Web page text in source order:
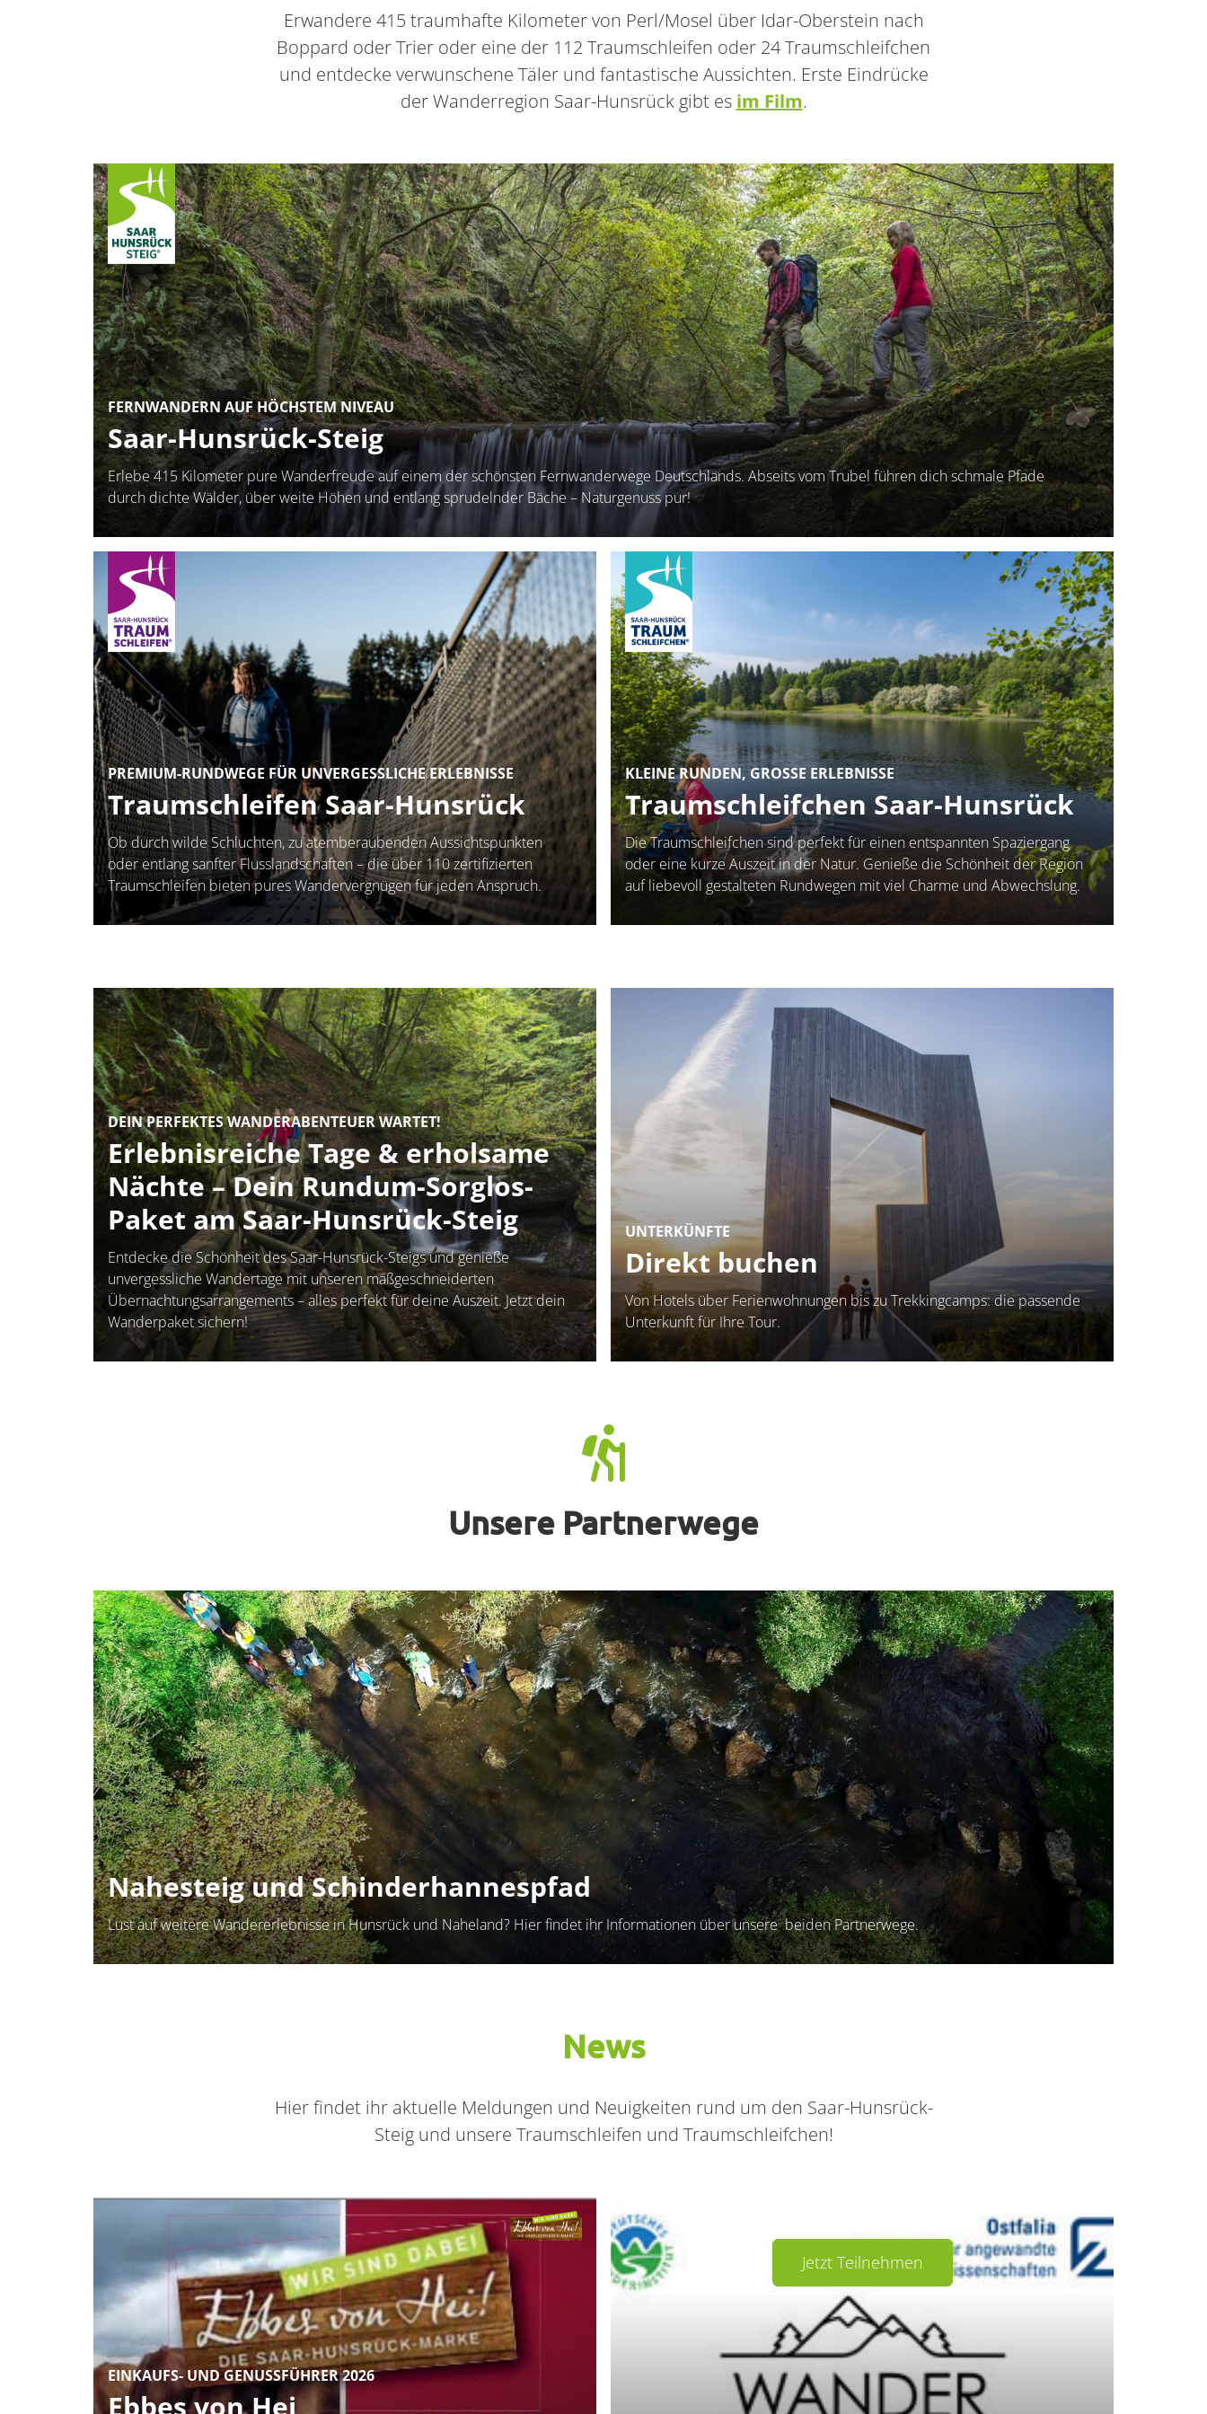
Erwandere 415 traumhafte Kilometer von Perl/Mosel über Idar-Oberstein nach
Boppard oder Trier oder eine der 112 Traumschleifen oder 24 Traumschleifchen
und entdecke verwunschene Täler und fantastische Aussichten. Erste Eindrücke
der Wanderregion Saar-Hunsrück gibt es im Film.
FERNWANDERN AUF HÖCHSTEM NIVEAU
Saar-Hunsrück-Steig
Erlebe 415 Kilometer pure Wanderfreude auf einem der schönsten Fernwanderwege Deutschlands. Abseits vom Trubel führen dich schmale Pfade
durch dichte Wälder, über weite Höhen und entlang sprudelnder Bäche – Naturgenuss pur!
PREMIUM-RUNDWEGE FÜR UNVERGESSLICHE ERLEBNISSE
Traumschleifen Saar-Hunsrück
Ob durch wilde Schluchten, zu atemberaubenden Aussichtspunkten
oder entlang sanfter Flusslandschaften – die über 110 zertifizierten
Traumschleifen bieten pures Wandervergnügen für jeden Anspruch.
KLEINE RUNDEN, GROSSE ERLEBNISSE
Traumschleifchen Saar-Hunsrück
Die Traumschleifchen sind perfekt für einen entspannten Spaziergang
oder eine kurze Auszeit in der Natur. Genieße die Schönheit der Region
auf liebevoll gestalteten Rundwegen mit viel Charme und Abwechslung.
DEIN PERFEKTES WANDERABENTEUER WARTET!
Erlebnisreiche Tage & erholsame
Nächte – Dein Rundum-Sorglos-
Paket am Saar-Hunsrück-Steig
Entdecke die Schönheit des Saar-Hunsrück-Steigs und genieße
unvergessliche Wandertage mit unseren maßgeschneiderten
Übernachtungsarrangements – alles perfekt für deine Auszeit. Jetzt dein
Wanderpaket sichern!
UNTERKÜNFTE
Direkt buchen
Von Hotels über Ferienwohnungen bis zu Trekkingcamps: die passende
Unterkunft für Ihre Tour.
Unsere Partnerwege
Nahesteig und Schinderhannespfad
Lust auf weitere Wandererlebnisse in Hunsrück und Naheland? Hier findet ihr Informationen über unsere beiden Partnerwege.
News
Hier findet ihr aktuelle Meldungen und Neuigkeiten rund um den Saar-Hunsrück-
Steig und unsere Traumschleifen und Traumschleifchen!
EINKAUFS- UND GENUSSFÜHRER 2026
Ebbes von Hei
Jetzt Teilnehmen